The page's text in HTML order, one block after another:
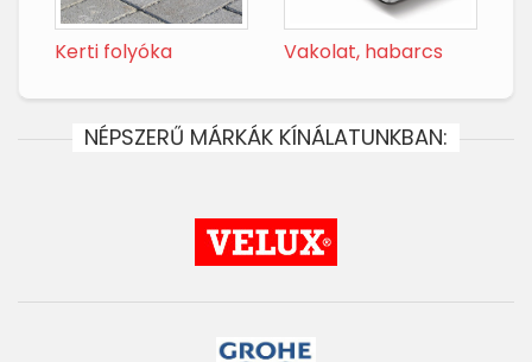
Kerti folyóka Vakolat, habarcs
NÉPSZERŰ MÁRKÁK KÍNÁLATUNKBAN: